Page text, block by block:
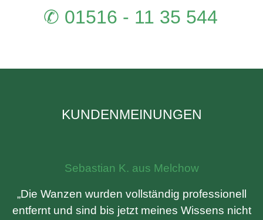
✆ 01516 - 11 35 544
KUNDENMEINUNGEN
Sebastian K. aus Melchow
„Die Wanzen wurden vollständig professionell
entfernt und sind bis jetzt meines Wissens nicht